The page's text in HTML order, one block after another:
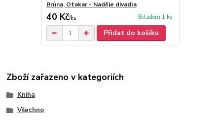
Brůna, Otakar - Naděje divadla
40 Kč/ks Skladem 1 ks
Přidat do košíku
Zboží zařazeno v kategoriích
Kniha
Všechno